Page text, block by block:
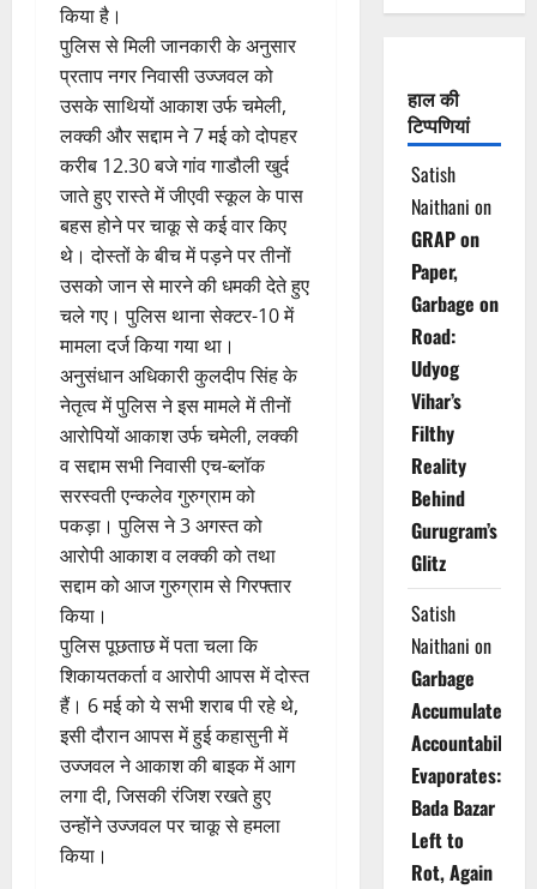
किया है।
पुलिस से मिली जानकारी के अनुसार
प्रताप नगर निवासी उज्जवल को
उसके साथियों आकाश उर्फ चमेली,
लक्की और सद्दाम ने 7 मई को दोपहर
करीब 12.30 बजे गांव गाडौली खुर्द
जाते हुए रास्ते में जीएवी स्कूल के पास
बहस होने पर चाकू से कई वार किए
थे। दोस्तों के बीच में पड़ने पर तीनों
उसको जान से मारने की धमकी देते हुए
चले गए। पुलिस थाना सेक्टर-10 में
मामला दर्ज किया गया था।
अनुसंधान अधिकारी कुलदीप सिंह के
नेतृत्व में पुलिस ने इस मामले में तीनों
आरोपियों आकाश उर्फ चमेली, लक्की
व सद्दाम सभी निवासी एच-ब्लॉक
सरस्वती एन्कलेव गुरुग्राम को
पकड़ा। पुलिस ने 3 अगस्त को
आरोपी आकाश व लक्की को तथा
सद्दाम को आज गुरुग्राम से गिरफ्तार
किया।
पुलिस पूछताछ में पता चला कि
शिकायतकर्ता व आरोपी आपस में दोस्त
हैं। 6 मई को ये सभी शराब पी रहे थे,
इसी दौरान आपस में हुई कहासुनी में
उज्जवल ने आकाश की बाइक में आग
लगा दी, जिसकी रंजिश रखते हुए
उन्होंने उज्जवल पर चाकू से हमला
किया।
हाल की
टिप्पणियां
Satish
Naithani on
GRAP on
Paper,
Garbage on
Road:
Udyog
Vihar’s
Filthy
Reality
Behind
Gurugram’s
Glitz
Satish
Naithani on
Garbage
Accumulates,
Accountability
Evaporates:
Bada Bazar
Left to
Rot, Again